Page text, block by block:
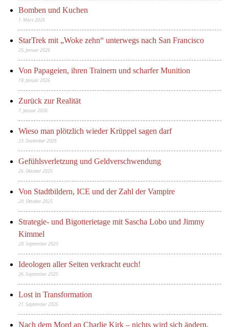
Bomben und Kuchen
1. März 2026
StarTrek mit „Woke zehn“ unterwegs nach San Francisco
25. Januar 2026
Von Papageien, ihren Trainern und scharfer Munition
18. Januar 2026
Zurück zur Realität
7. Januar 2026
Wieso man plötzlich wieder Krüppel sagen darf
23. Dezember 2025
Gefühlsverletzung und Geldverschwendung
26. Oktober 2025
Von Stadtbildern, ICE und der Zahl der Vampire
20. Oktober 2025
Strategie- und Bigotterietage mit Sascha Lobo und Jimmy
Kimmel
28. September 2025
Ideologen aller Seiten verkracht euch!
26. September 2025
Lost in Transformation
21. September 2025
Nach dem Mord an Charlie Kirk – nichts wird sich ändern,